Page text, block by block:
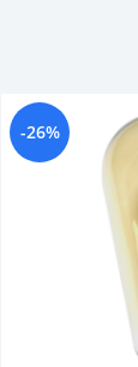
-26%